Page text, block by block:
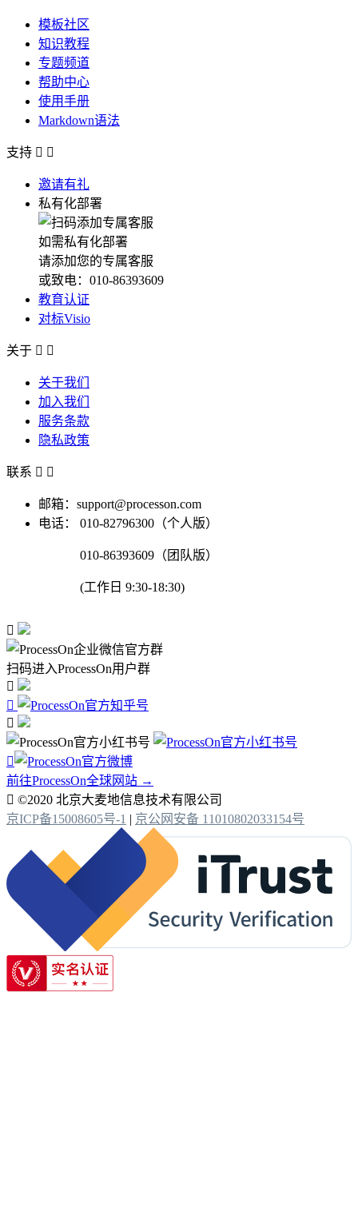
模板社区
知识教程
专题频道
帮助中心
使用手册
Markdown语法
支持  
邀请有礼
私有化部署
如需私有化部署
请添加您的专属客服
或致电：010-86393609
教育认证
对标Visio
关于  
关于我们
加入我们
服务条款
隐私政策
联系  
邮箱：support@processon.com
电话：
010-82796300（个人版）
010-86393609（团队版）
(工作日 9:30-18:30)

扫码进入ProcessOn用户群




前往ProcessOn全球网站 →
 ©2020 北京大麦地信息技术有限公司
京ICP备15008605号-1 | 京公网安备 11010802033154号